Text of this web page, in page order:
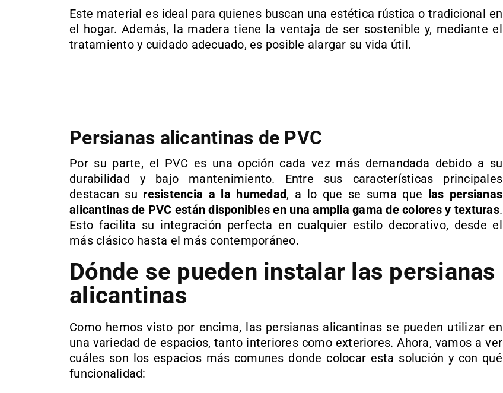
Este material es ideal para quienes buscan una estética rústica o tradicional en
el hogar. Además, la madera tiene la ventaja de ser sostenible y, mediante el
tratamiento y cuidado adecuado, es posible alargar su vida útil.
Persianas alicantinas de PVC
Por su parte, el PVC es una opción cada vez más demandada debido a su
durabilidad y bajo mantenimiento. Entre sus características principales
destacan su resistencia a la humedad, a lo que se suma que las persianas
alicantinas de PVC están disponibles en una amplia gama de colores y texturas.
Esto facilita su integración perfecta en cualquier estilo decorativo, desde el
más clásico hasta el más contemporáneo.
Dónde se pueden instalar las persianas
alicantinas
Como hemos visto por encima, las persianas alicantinas se pueden utilizar en
una variedad de espacios, tanto interiores como exteriores. Ahora, vamos a ver
cuáles son los espacios más comunes donde colocar esta solución y con qué
funcionalidad: